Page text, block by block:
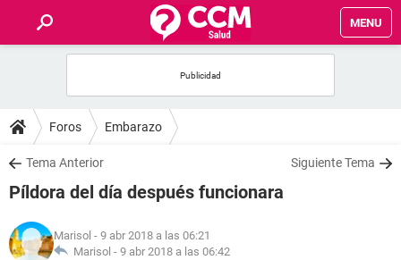
MENU
FOROS
SALUD
NUTRICIÓN
Foros Embarazo
Tema Anterior Siguiente Tema
Píldora del día después funcionara
Marisol - 9 abr 2018 a las 06:21
Marisol - 9 abr 2018 a las 06:42